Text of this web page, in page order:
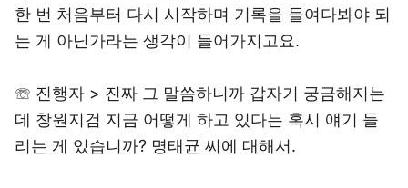
한 번 처음부터 다시 시작하며 기록을 들여다봐야 되
는 게 아닌가라는 생각이 들어가지고요.
☏ 진행자 > 진짜 그 말씀하니까 갑자기 궁금해지는
데 창원지검 지금 어떻게 하고 있다는 혹시 얘기 들
리는 게 있습니까? 명태균 씨에 대해서.